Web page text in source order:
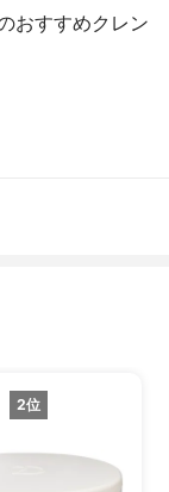
おすすめクレン
2位